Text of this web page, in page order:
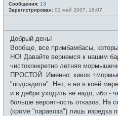
Сообщения: 13
Зарегистрирован: 02 май 2007, 16:07
Добрый день!
Вообще, все примбамбасы,
НО! Давайте вернемся к нашим
чистоконкретно летняя
ПРОСТОЙ. Именно: кивок
"подсадила". Нет, я ни в коей
и в дебри уходить не надо, ибо -
больше вероятность отказов. На
(кроме "паравоза") лишь изредка